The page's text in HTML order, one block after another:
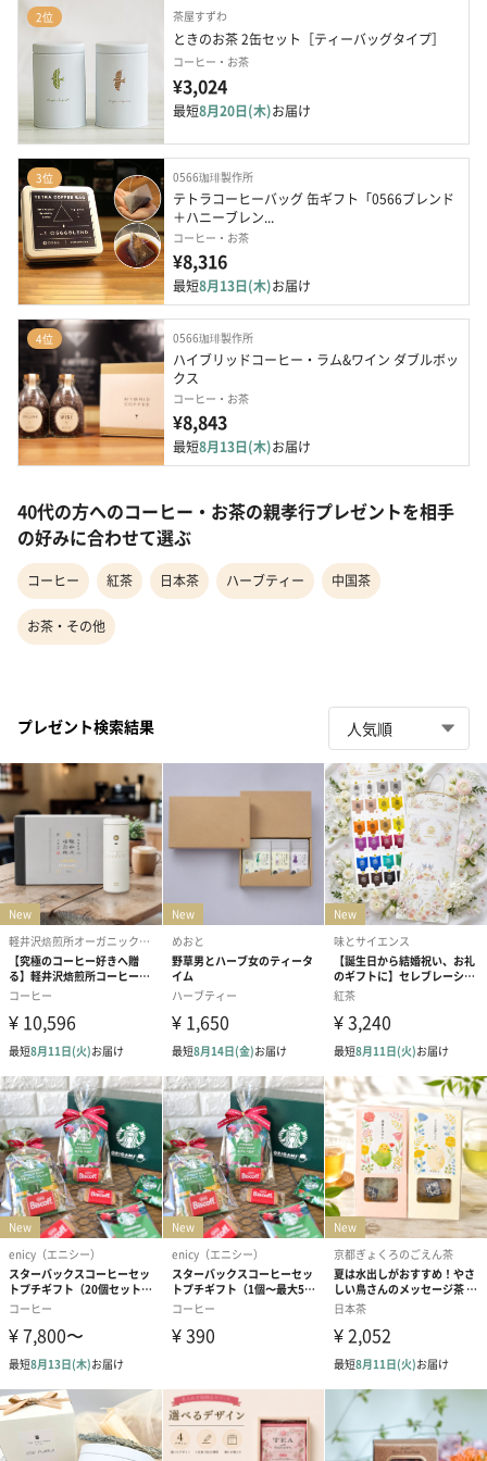
2位 茶屋すずわ
ときのお茶 2缶セット［ティーバッグタイプ］
コーヒー・お茶
¥3,024
最短8月20日(木)お届け
3位 0566珈琲製作所
テトラコーヒーバッグ 缶ギフト「0566ブレンド
＋ハニーブレン...
コーヒー・お茶
¥8,316
最短8月13日(木)お届け
4位 0566珈琲製作所
ハイブリッドコーヒー・ラム&ワイン ダブルボッ
クス
コーヒー・お茶
¥8,843
最短8月13日(木)お届け
40代の方へのコーヒー・お茶の親孝行プレゼントを相手
の好みに合わせて選ぶ
コーヒー 紅茶 日本茶 ハーブティー 中国茶
お茶・その他
プレゼント検索結果